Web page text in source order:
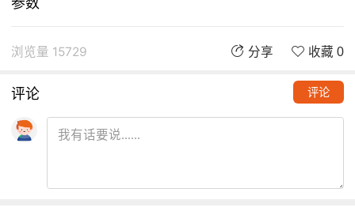
浏览量 15729 分享 收藏 0
评论 评论